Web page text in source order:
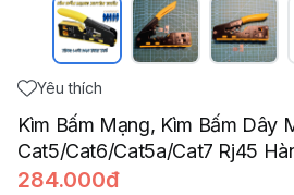
Yêu thích
Kìm Bấm Mạng, Kìm Bấm Dây
Cat5/Cat6/Cat5a/Cat7 Rj45
284.000đ